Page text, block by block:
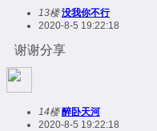
13楼 没我你不行
2020-8-5 19:22:18
谢谢分享
14楼 醉卧天河
2020-8-5 19:22:18